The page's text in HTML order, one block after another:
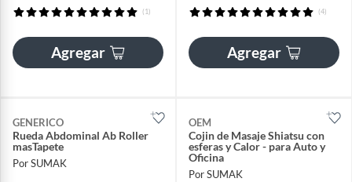
(1)
Agregar
(4)
Agregar
GENERICO
Rueda Abdominal Ab Roller
masTapete
Por SUMAK
OEM
Cojin de Masaje Shiatsu con
esferas y Calor - para Auto y
Oficina
Por SUMAK